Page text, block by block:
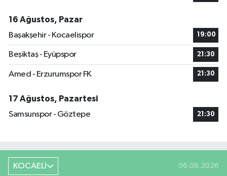
16 Ağustos, Pazar
Başakşehir - Kocaelispor
19:00
Beşiktaş - Eyüpspor 21:30
Amed - Erzurumspor FK 21:30
17 Ağustos, Pazartesi
Samsunspor - Göztepe
21:30
KOCAELİ 06.08.2026